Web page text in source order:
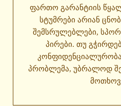
ფართო გარანტიის
სტუმრები არიან
შემსრულებლები,
პირები. თუ
კონფიდენციალურობა
პრობლემა, უბრალოდ